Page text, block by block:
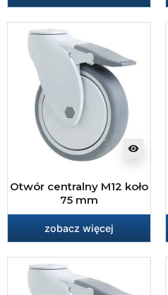
visibility
Otwór centralny M12 koło
75 mm
zobacz więcej